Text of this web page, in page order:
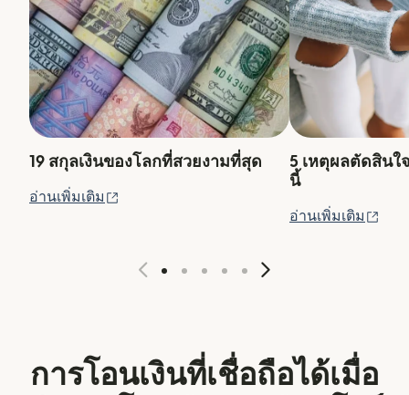
19 สกุลเงินของโลกที่สวยงามที่สุด
อ่านเพิ่มเติม
5 เหตุผลตัดสินใ
นี้
อ่านเพิ่มเติม
การโอนเงินที่เชื่อถือได้เมื่อ